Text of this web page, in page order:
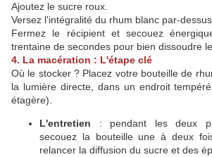
Ajoutez le sucre roux.
Versez l'intégralité du rhum blanc par-dessus.
Fermez le récipient et secouez
trentaine de secondes pour bien dissoudre
4. La macération : L'étape clé
Où le stocker ? Placez votre bouteille de
la lumière directe, dans un endroit
étagère).
L'entretien : pendant les deux
secouez la bouteille une à deux
relancer la diffusion du sucre et des